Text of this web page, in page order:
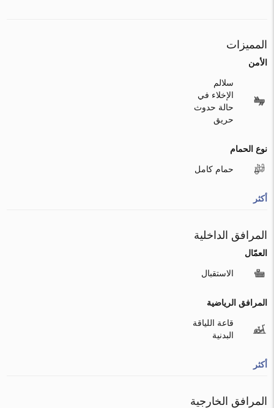
المميزات
الأمن
سلالم
الإخلاء في
حالة حدوث
حريق
نوع الحمام
حمام كامل
أكثر
المرافق الداخلية
العمّال
الاستقبال
المرافق الرياضية
قاعة اللياقة
البدنية
أكثر
المرافق الخارجية